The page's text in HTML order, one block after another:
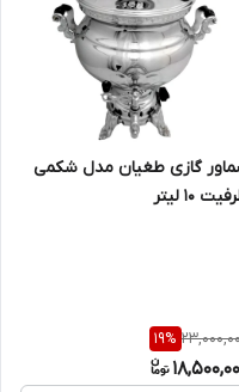
گازی طغیان مدل شکمی
10 لیتر
19%